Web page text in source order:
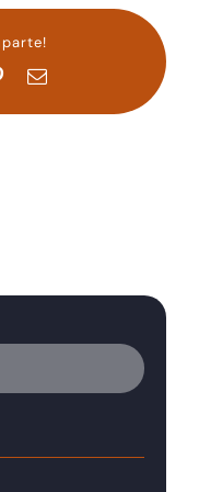
PinterestCorreo